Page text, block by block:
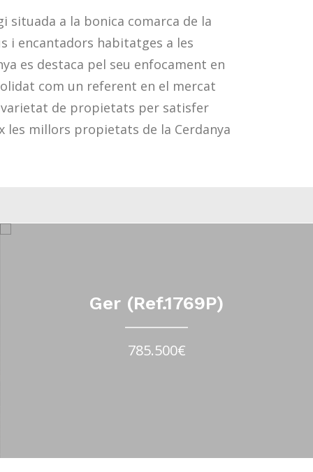
situada a la bonica comarca de la
i encantadors habitatges a les
es destaca pel seu enfocament en
com un referent en el mercat
de propietats per satisfer
les millors propietats de la Cerdanya
Ger (Ref.1769P)
785.500€